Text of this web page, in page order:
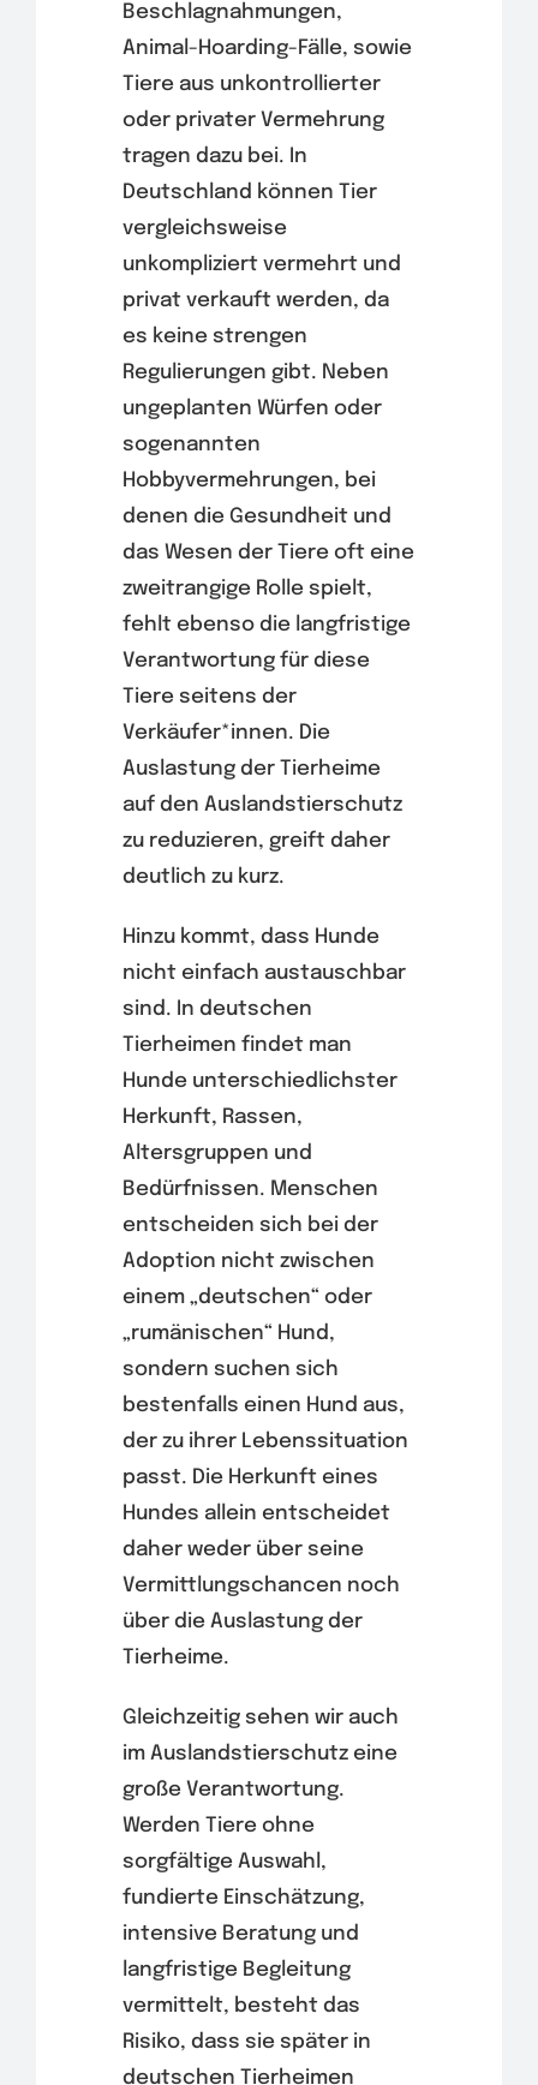
Beschlagnahmungen,
Animal-Hoarding-Fälle, sowie
Tiere aus unkontrollierter
oder privater Vermehrung
tragen dazu bei. In
Deutschland können Tier
vergleichsweise
unkompliziert vermehrt und
privat verkauft werden, da
es keine strengen
Regulierungen gibt. Neben
ungeplanten Würfen oder
sogenannten
Hobbyvermehrungen, bei
denen die Gesundheit und
das Wesen der Tiere oft eine
zweitrangige Rolle spielt,
fehlt ebenso die langfristige
Verantwortung für diese
Tiere seitens der
Verkäufer*innen. Die
Auslastung der Tierheime
auf den Auslandstierschutz
zu reduzieren, greift daher
deutlich zu kurz.
Hinzu kommt, dass Hunde
nicht einfach austauschbar
sind. In deutschen
Tierheimen findet man
Hunde unterschiedlichster
Herkunft, Rassen,
Altersgruppen und
Bedürfnissen. Menschen
entscheiden sich bei der
Adoption nicht zwischen
einem „deutschen“ oder
„rumänischen“ Hund,
sondern suchen sich
bestenfalls einen Hund aus,
der zu ihrer Lebenssituation
passt. Die Herkunft eines
Hundes allein entscheidet
daher weder über seine
Vermittlungschancen noch
über die Auslastung der
Tierheime.
Gleichzeitig sehen wir auch
im Auslandstierschutz eine
große Verantwortung.
Werden Tiere ohne
sorgfältige Auswahl,
fundierte Einschätzung,
intensive Beratung und
langfristige Begleitung
vermittelt, besteht das
Risiko, dass sie später in
deutschen Tierheimen